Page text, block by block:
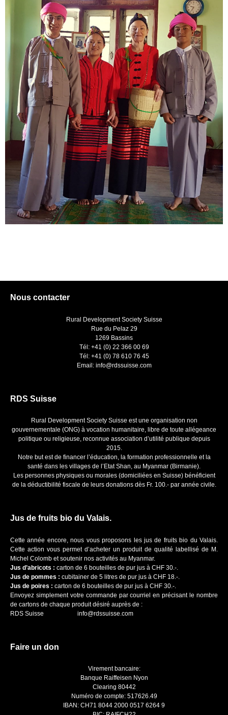
Nous contacter
Rural Development Society Suisse
Rue du Pelaz 29
1269 Bassins
Tél: +41 (0) 22 366 00 69
Tél: +41 (0) 78 610 76 45
Email: info@rdssuisse.com
RDS Suisse
Rural Development Society Suisse est une organisation non
gouvernementale (ONG) à vocation humanitaire, libre de toute allégeance
politique ou religieuse, reconnue association d’utilité publique depuis
2015.
Notre but est de financer l’éducation, la formation professionnelle et la
santé dans les villages de l’Etat Shan, au Myanmar (Birmanie).
Les personnes physiques ou morales (domiciliées en Suisse) bénéficient
de la déductibilité fiscale de leurs donations dès Fr. 100.- par année civile.
Jus de fruits bio du Valais.
Cette année encore, nous vous proposons les jus de fruits bio du Valais.
Cette action vous permet d’acheter un produit de qualité labellisé de M.
Michel Colomb et soutenir nos activités au Myanmar.
Jus d’abricots : carton de 6 bouteilles de pur jus à CHF 30.-.
Jus de pommes : cubitainer de 5 litres de pur jus à CHF 18.-.
Jus de poires : carton de 6 bouteilles de pur jus à CHF 30.-.
Envoyez simplement votre commande par courriel en précisant le nombre
de cartons de chaque produit désiré auprès de :
RDS Suisse info@rdssuisse.com
Faire un don
Virement bancaire:
Banque Raiffeisen Nyon
Clearing 80442
Numéro de compte: 517626.49
IBAN: CH71 8044 2000 0517 6264 9